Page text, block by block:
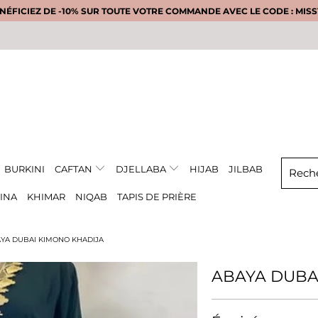
DE -10% SUR TOUTE VOTRE COMMANDE AVEC LE CODE :
BURKINI CAFTAN DJELLABA HIJAB JILBAB
KHIMAR NIQAB TAPIS DE PRIÈRE
DUBAI KIMONO KHADIJA
ABAYA